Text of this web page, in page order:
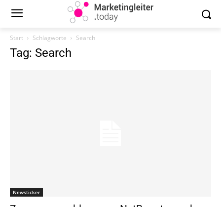
Start Schlagworte Search
Tag: Search
Newsticker